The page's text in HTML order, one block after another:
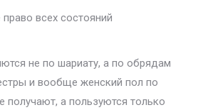
всех состояний
не по шариату, а по обрядам
и вообще женский пол по
получают, а пользуются только